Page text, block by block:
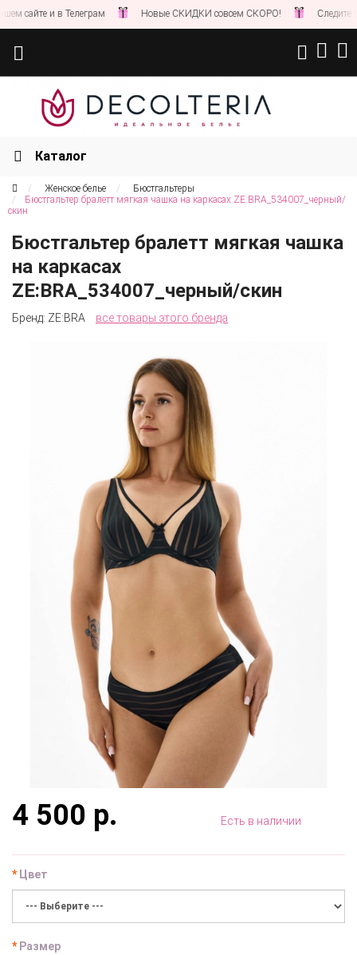
и в Телеграм Новые СКИДКИ совсем СКОРО! Следите за
Каталог
Женское белье
Бюстгальтеры
Бюстгальтер бралетт мягкая чашка на каркасах ZE:BRA_534007_черный/
скин
Бюстгальтер бралетт мягкая чашка
на каркасах
ZE:BRA_534007_черный/скин
Бренд: ZE:BRA все товары этого бренда
4 500 р. Есть в наличии
Цвет
Размер